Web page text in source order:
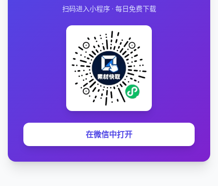
扫码进入小程序 · 每日免费下载
在微信中打开